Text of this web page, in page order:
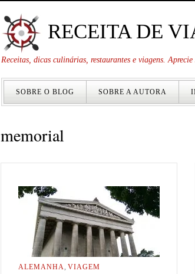
RECEITA DE
Receitas, dicas culinárias, restaurantes e viagens. Aprecie
SOBRE O BLOG SOBRE A AUTORA
memorial
ALEMANHA, VIAGEM